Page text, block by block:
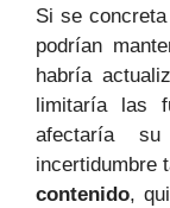
Si se
podrían
habría
limitaría las
afectaría
incertidumbre
contenido,